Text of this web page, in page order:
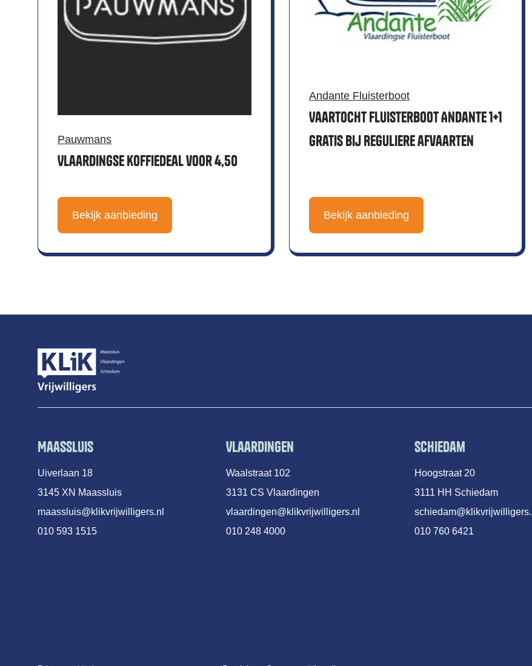
Pauwmans
Vlaardingse koffiedeal voor 4,50
Bekijk aanbieding
Andante Fluisterboot
Vaartocht Fluisterboot Andante 1+1
gratis bij Reguliere afvaarten
Bekijk aanbieding
Maassluis
Uiverlaan 18
3145 XN Maassluis
maassluis@klikvrijwilligers.nl
010 593 1515
Vlaardingen
Waalstraat 102
3131 CS Vlaardingen
vlaardingen@klikvrijwilligers.nl
010 248 4000
Schiedam
Hoogstraat 20
3111 HH Schiedam
010 760 6421